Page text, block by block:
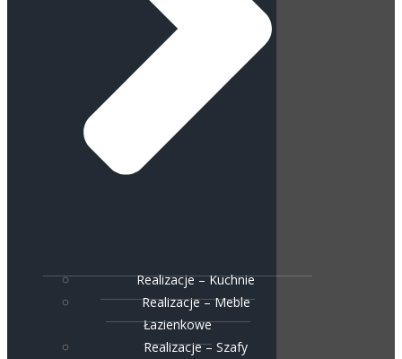
Realizacje – Kuchnie
Realizacje – Meble
Łazienkowe
Realizacje – Szafy